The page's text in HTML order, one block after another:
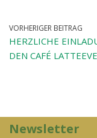
VORHERIGER BEITRAG
HERZLICHE
DEN CAFÉ
Newsletter